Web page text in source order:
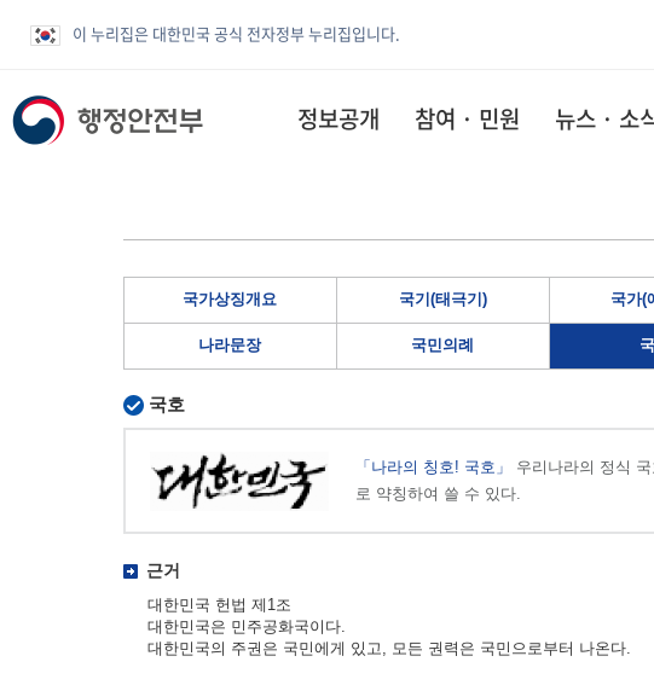
이 누리집은 대한민국 공식 전자정부 누리집입니다.
정보공개 참여 · 민원 뉴스 · 소
국가상징개요 국기(태극기) 국가(
나라문장 국민의례
국호
「나라의 칭호! 국호」
우리나라의 정식
로 약칭하여 쓸 수 있다.
근거
대한민국 헌법 제1조
대한민국은 민주공화국이다.
대한민국의 주권은 국민에게 있고, 모든 권력은 국민으로부터 나온다.